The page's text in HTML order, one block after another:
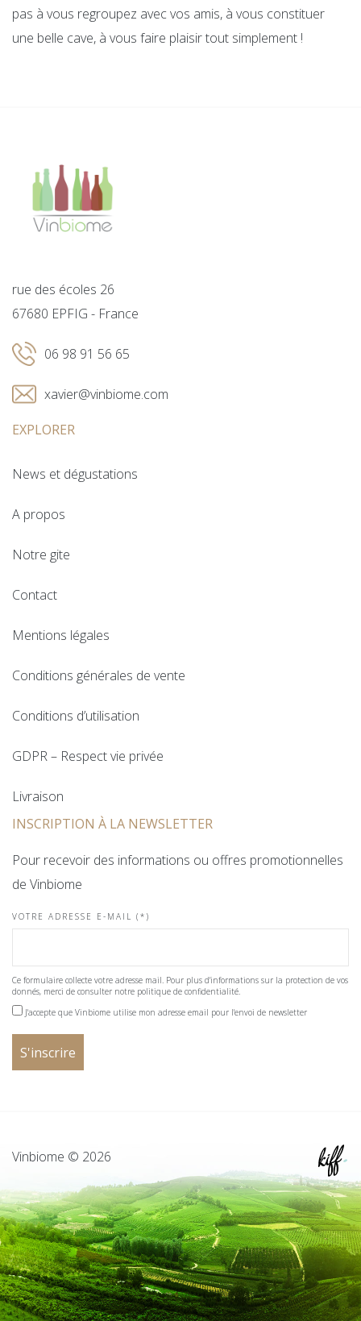
pas à vous regroupez avec vos amis, à vous constituer
une belle cave, à vous faire plaisir tout simplement !
rue des écoles 26
67680 EPFIG - France
06 98 91 56 65
xavier@vinbiome.com
EXPLORER
News et dégustations
A propos
Notre gite
Contact
Mentions légales
Conditions générales de vente
Conditions d’utilisation
GDPR – Respect vie privée
Livraison
INSCRIPTION À LA NEWSLETTER
Pour recevoir des informations ou offres promotionnelles
de Vinbiome
VOTRE ADRESSE E-MAIL (*)
Ce formulaire collecte votre adresse mail. Pour plus d'informations sur la protection de vos
donnés, merci de consulter notre politique de confidentialité.
J'accepte que Vinbiome utilise mon adresse email pour l'envoi de newsletter
Vinbiome © 2026